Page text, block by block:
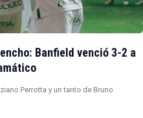
Banfield venció 3-2 a
Perrotta y un tanto de Bruno